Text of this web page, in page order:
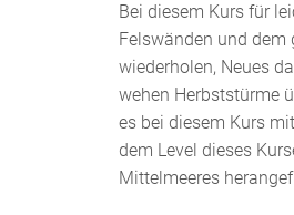
Bei diesem Kurs für
Felswänden und dem
wiederholen, Neues
wehen Herbststürme
es bei diesem Kurs
dem Level dieses
Mittelmeeres